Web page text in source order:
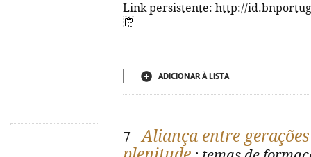
Link persistente: http://
ADICIONAR À LISTA
7 -Aliança entre